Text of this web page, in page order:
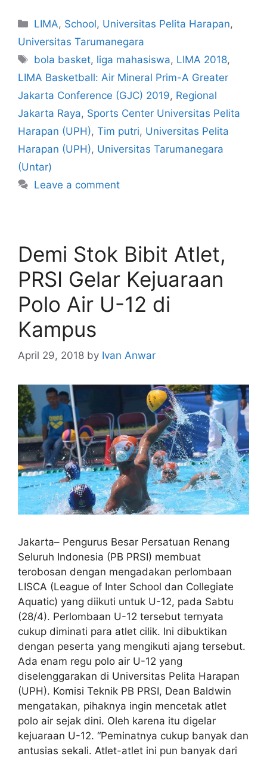
LIMA, School, Universitas Pelita Harapan,
Universitas Tarumanegara
bola basket, liga mahasiswa, LIMA 2018,
LIMA Basketball: Air Mineral Prim-A Greater
Jakarta Conference (GJC) 2019, Regional
Jakarta Raya, Sports Center Universitas Pelita
Harapan (UPH), Tim putri, Universitas Pelita
Harapan (UPH), Universitas Tarumanegara
(Untar)
Leave a comment
Demi Stok Bibit Atlet,
PRSI Gelar Kejuaraan
Polo Air U-12 di
Kampus
April 29, 2018 by Ivan Anwar
Jakarta– Pengurus Besar Persatuan Renang
Seluruh Indonesia (PB PRSI) membuat
terobosan dengan mengadakan perlombaan
LISCA (League of Inter School dan Collegiate
Aquatic) yang diikuti untuk U-12, pada Sabtu
(28/4). Perlombaan U-12 tersebut ternyata
cukup diminati para atlet cilik. Ini dibuktikan
dengan peserta yang mengikuti ajang tersebut.
Ada enam regu polo air U-12 yang
diselenggarakan di Universitas Pelita Harapan
(UPH). Komisi Teknik PB PRSI, Dean Baldwin
mengatakan, pihaknya ingin mencetak atlet
polo air sejak dini. Oleh karena itu digelar
kejuaraan U-12. “Peminatnya cukup banyak dan
antusias sekali. Atlet-atlet ini pun banyak dari